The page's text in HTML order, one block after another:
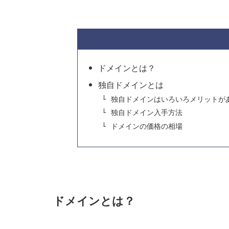
ドメインとは？
独自ドメインとは
独自ドメインはいろいろメリットが
独自ドメイン入手方法
ドメインの価格の相場
ドメインとは？